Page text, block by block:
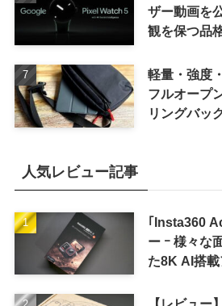
ザー動画を
観を保つ品
軽量・強度
フルオープ
リングバッ
人気レビュー記事
｢Insta360
ー ｰ 様々な
た8K AI搭